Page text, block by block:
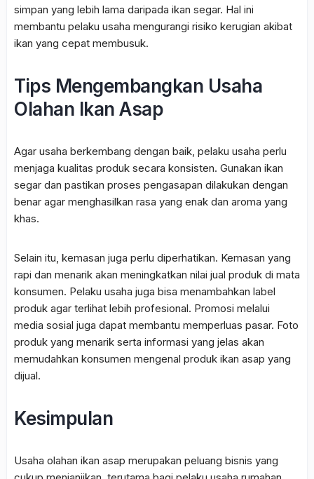
simpan yang lebih lama daripada ikan segar. Hal ini
membantu pelaku usaha mengurangi risiko kerugian akibat
ikan yang cepat membusuk.
Tips Mengembangkan Usaha
Olahan Ikan Asap
Agar usaha berkembang dengan baik, pelaku usaha perlu
menjaga kualitas produk secara konsisten. Gunakan ikan
segar dan pastikan proses pengasapan dilakukan dengan
benar agar menghasilkan rasa yang enak dan aroma yang
khas.
Selain itu, kemasan juga perlu diperhatikan. Kemasan yang
rapi dan menarik akan meningkatkan nilai jual produk di mata
konsumen. Pelaku usaha juga bisa menambahkan label
produk agar terlihat lebih profesional. Promosi melalui
media sosial juga dapat membantu memperluas pasar. Foto
produk yang menarik serta informasi yang jelas akan
memudahkan konsumen mengenal produk ikan asap yang
dijual.
Kesimpulan
Usaha olahan ikan asap merupakan peluang bisnis yang